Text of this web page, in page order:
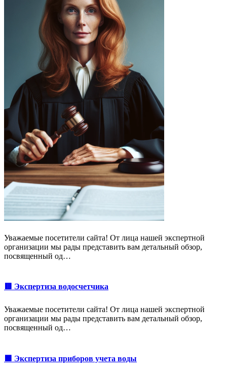
Уважаемые посетители сайта! От лица нашей экспертной
организации мы рады представить вам детальный обзор,
посвященный од…
🟥 Экспертиза водосчетчика
Уважаемые посетители сайта! От лица нашей экспертной
организации мы рады представить вам детальный обзор,
посвященный од…
🟩 Экспертиза приборов учета воды